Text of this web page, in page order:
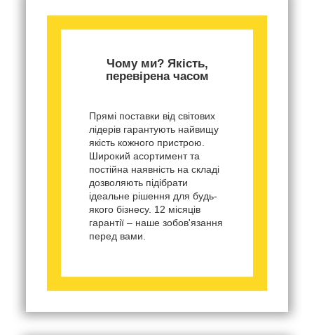
Чому ми? Якість,
перевірена часом
Прямі поставки від світових
лідерів гарантують найвищу
якість кожного пристрою.
Широкий асортимент та
постійна наявність на складі
дозволяють підібрати
ідеальне рішення для будь-
якого бізнесу. 12 місяців
гарантії – наше зобов'язання
перед вами.